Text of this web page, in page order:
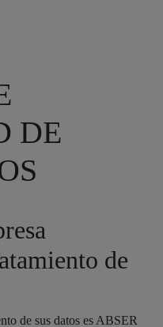
DE
de
de sus datos es ABSER